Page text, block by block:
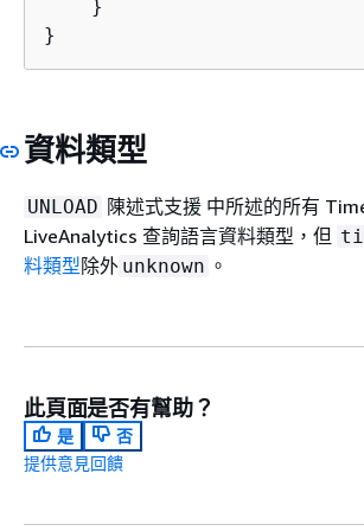
    }
}
資料類型
UNLOAD 陳述式支援 中所述的所有
LiveAnalytics 查詢語言資料類型，但
料類型除外 unknown 。
此頁面是否有幫助？
是
否
提供意見回饋